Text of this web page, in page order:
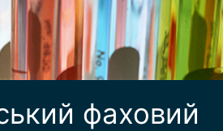
фаховий